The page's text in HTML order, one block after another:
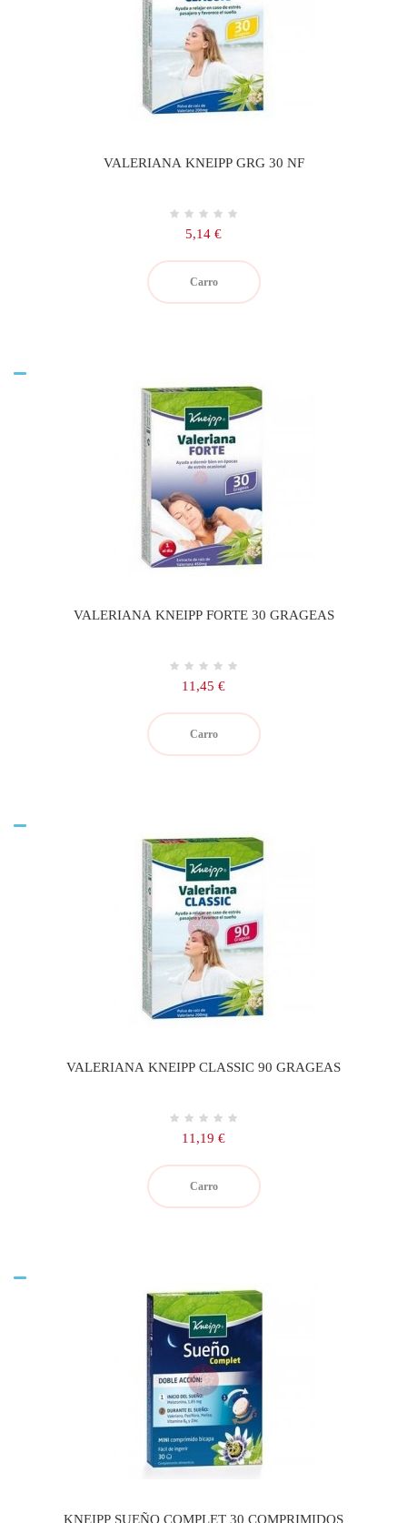
VALERIANA KNEIPP GRG 30 NF
Precio
5,14 €
Carro
VALERIANA KNEIPP FORTE 30 GRAGEAS
Precio
11,45 €
Carro
VALERIANA KNEIPP CLASSIC 90 GRAGEAS
Precio
11,19 €
Carro
KNEIPP SUEÑO COMPLET 30 COMPRIMIDOS